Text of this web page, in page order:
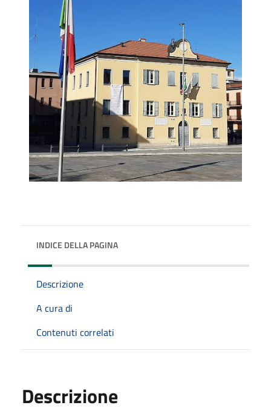
INDICE DELLA PAGINA
Descrizione
A cura di
Contenuti correlati
Descrizione